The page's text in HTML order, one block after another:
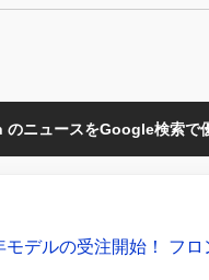
は25日（前年同期24日）
のニュースをGoogle検索で
モデルの受注開始！ フ